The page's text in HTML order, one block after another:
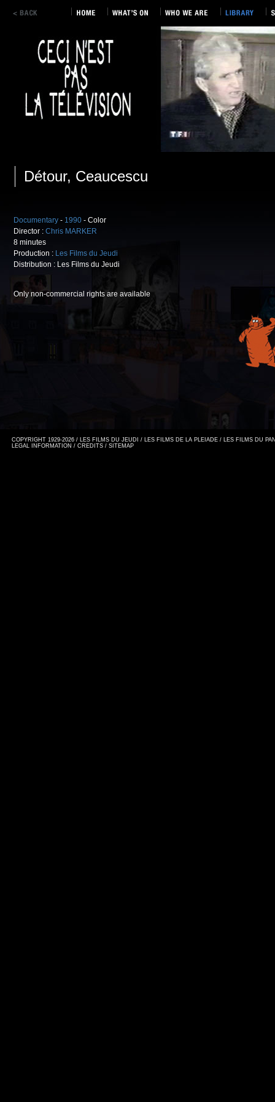
Détour, Ceaucescu
Documentary - 1990 - Color
Director : Chris MARKER
8 minutes
Production : Les Films du Jeudi
Distribution : Les Films du Jeudi
Only non-commercial rights are available
COPYRIGHT 1929-2026 / LES FILMS DU JEUDI / LES FILMS DE LA PLEIADE / LES FILMS DU
LEGAL INFORMATION / CREDITS / SITEMAP